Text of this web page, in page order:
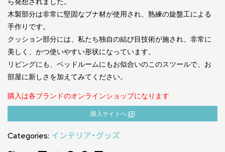
木製部分は非常に堅固なブナ材が使用され、熟練の旋盤工による
手作りです。
クッション部分には、私たち独自の結び目技術が施され、非常に
美しく、かつ使いやすい形状になっています。
リビングにも、ベッドルームにもお似合いのこのスツールで、お
部屋に新しさを加えてみてください。
購入は各ブランドのオンラインショップになります
購⼊サイトへ
Categories: インテリア・グッズ